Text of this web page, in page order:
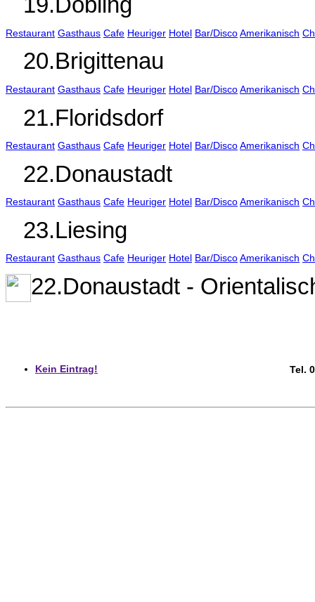
Restaurant Gasthaus Cafe Heuriger Hotel Bar/Disco Amerikanisch
20.Brigittenau
Restaurant Gasthaus Cafe Heuriger Hotel Bar/Disco Amerikanisch
21.Floridsdorf
Restaurant Gasthaus Cafe Heuriger Hotel Bar/Disco Amerikanisch
22.Donaustadt
Restaurant Gasthaus Cafe Heuriger Hotel Bar/Disco Amerikanisch
23.Liesing
Restaurant Gasthaus Cafe Heuriger Hotel Bar/Disco Amerikanisch
22.Donaustadt -
Kein Eintrag! Tel.